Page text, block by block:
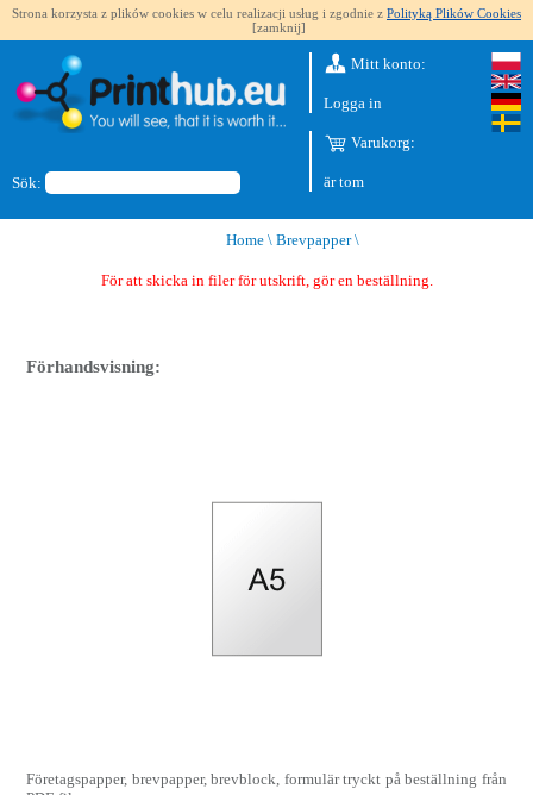
Strona korzysta z plików cookies w celu realizacji usług i zgodnie z Polityką Plików Cookies
[zamknij]
Sök:
Mitt konto:
Logga in
Varukorg:
är tom
Home \ Brevpapper\
För att skicka in filer för utskrift, gör en beställning.
Förhandsvisning:
Företagspapper, brevpapper, brevblock, formulär tryckt på beställning från